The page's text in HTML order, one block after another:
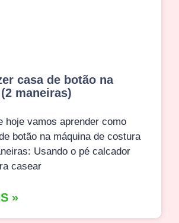
casa de botão na
maneiras)
hoje vamos aprender como
botão na máquina de costura
Usando o pé calcador
casear
»